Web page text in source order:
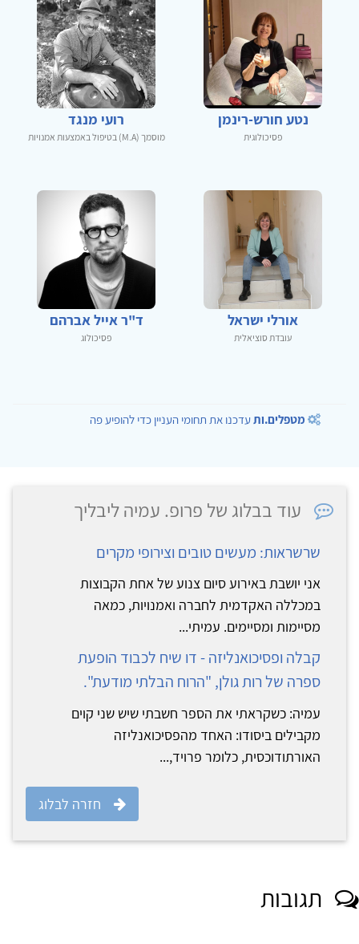
נטע חורש-רינמן
פסיכולוגית
רועי מנגד
מוסמך (M.A) בטיפול באמצעות אמנויות
אורלי ישראל
עובדת סוציאלית
ד"ר אייל אברהם
פסיכולוג
מטפלים.ותעדכנו את תחומי העניין כדי להופיע פה
עוד בבלוג של פרופ. עמיה ליבליך
שרשראות: מעשים טובים וצירופי מקרים
אני יושבת באירוע סיום צנוע של אחת הקבוצות
במכללה האקדמית לחברה ואמנויות, כמאה
מסיימות ומסיימים. עמיתי...
קבלה ופסיכואנליזה - דו שיח לכבוד הופעת
ספרה של רות גולן, "הרוח הבלתי מודעת".
עמיה: כשקראתי את הספר חשבתי שיש שני קוים
מקבילים ביסודו: האחד מהפסיכואנליזה
האורתודוכסית, כלומר פרויד,...
חזרה לבלוג
תגובות